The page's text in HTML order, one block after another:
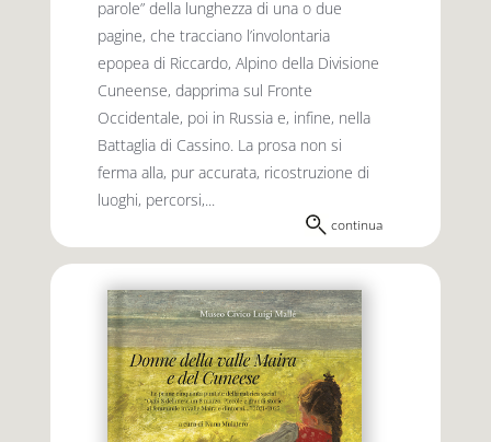
parole” della lunghezza di una o due
pagine, che tracciano l’involontaria
epopea di Riccardo, Alpino della Divisione
Cuneense, dapprima sul Fronte
Occidentale, poi in Russia e, infine, nella
Battaglia di Cassino. La prosa non si
ferma alla, pur accurata, ricostruzione di
luoghi, percorsi,...
continua